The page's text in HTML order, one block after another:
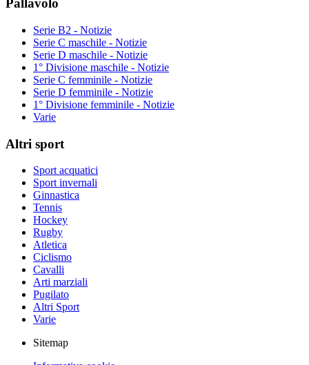
Pallavolo
Serie B2 - Notizie
Serie C maschile - Notizie
Serie D maschile - Notizie
1° Divisione maschile - Notizie
Serie C femminile - Notizie
Serie D femminile - Notizie
1° Divisione femminile - Notizie
Varie
Altri sport
Sport acquatici
Sport invernali
Ginnastica
Tennis
Hockey
Rugby
Atletica
Ciclismo
Cavalli
Arti marziali
Pugilato
Altri Sport
Varie
Sitemap